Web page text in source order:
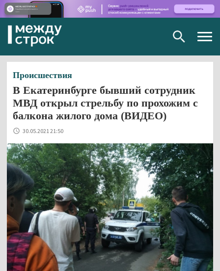
Происшествия
В Екатеринбурге бывший сотрудник
МВД открыл стрельбу по прохожим с
балкона жилого дома (ВИДЕО)
30.05.2021 21:50